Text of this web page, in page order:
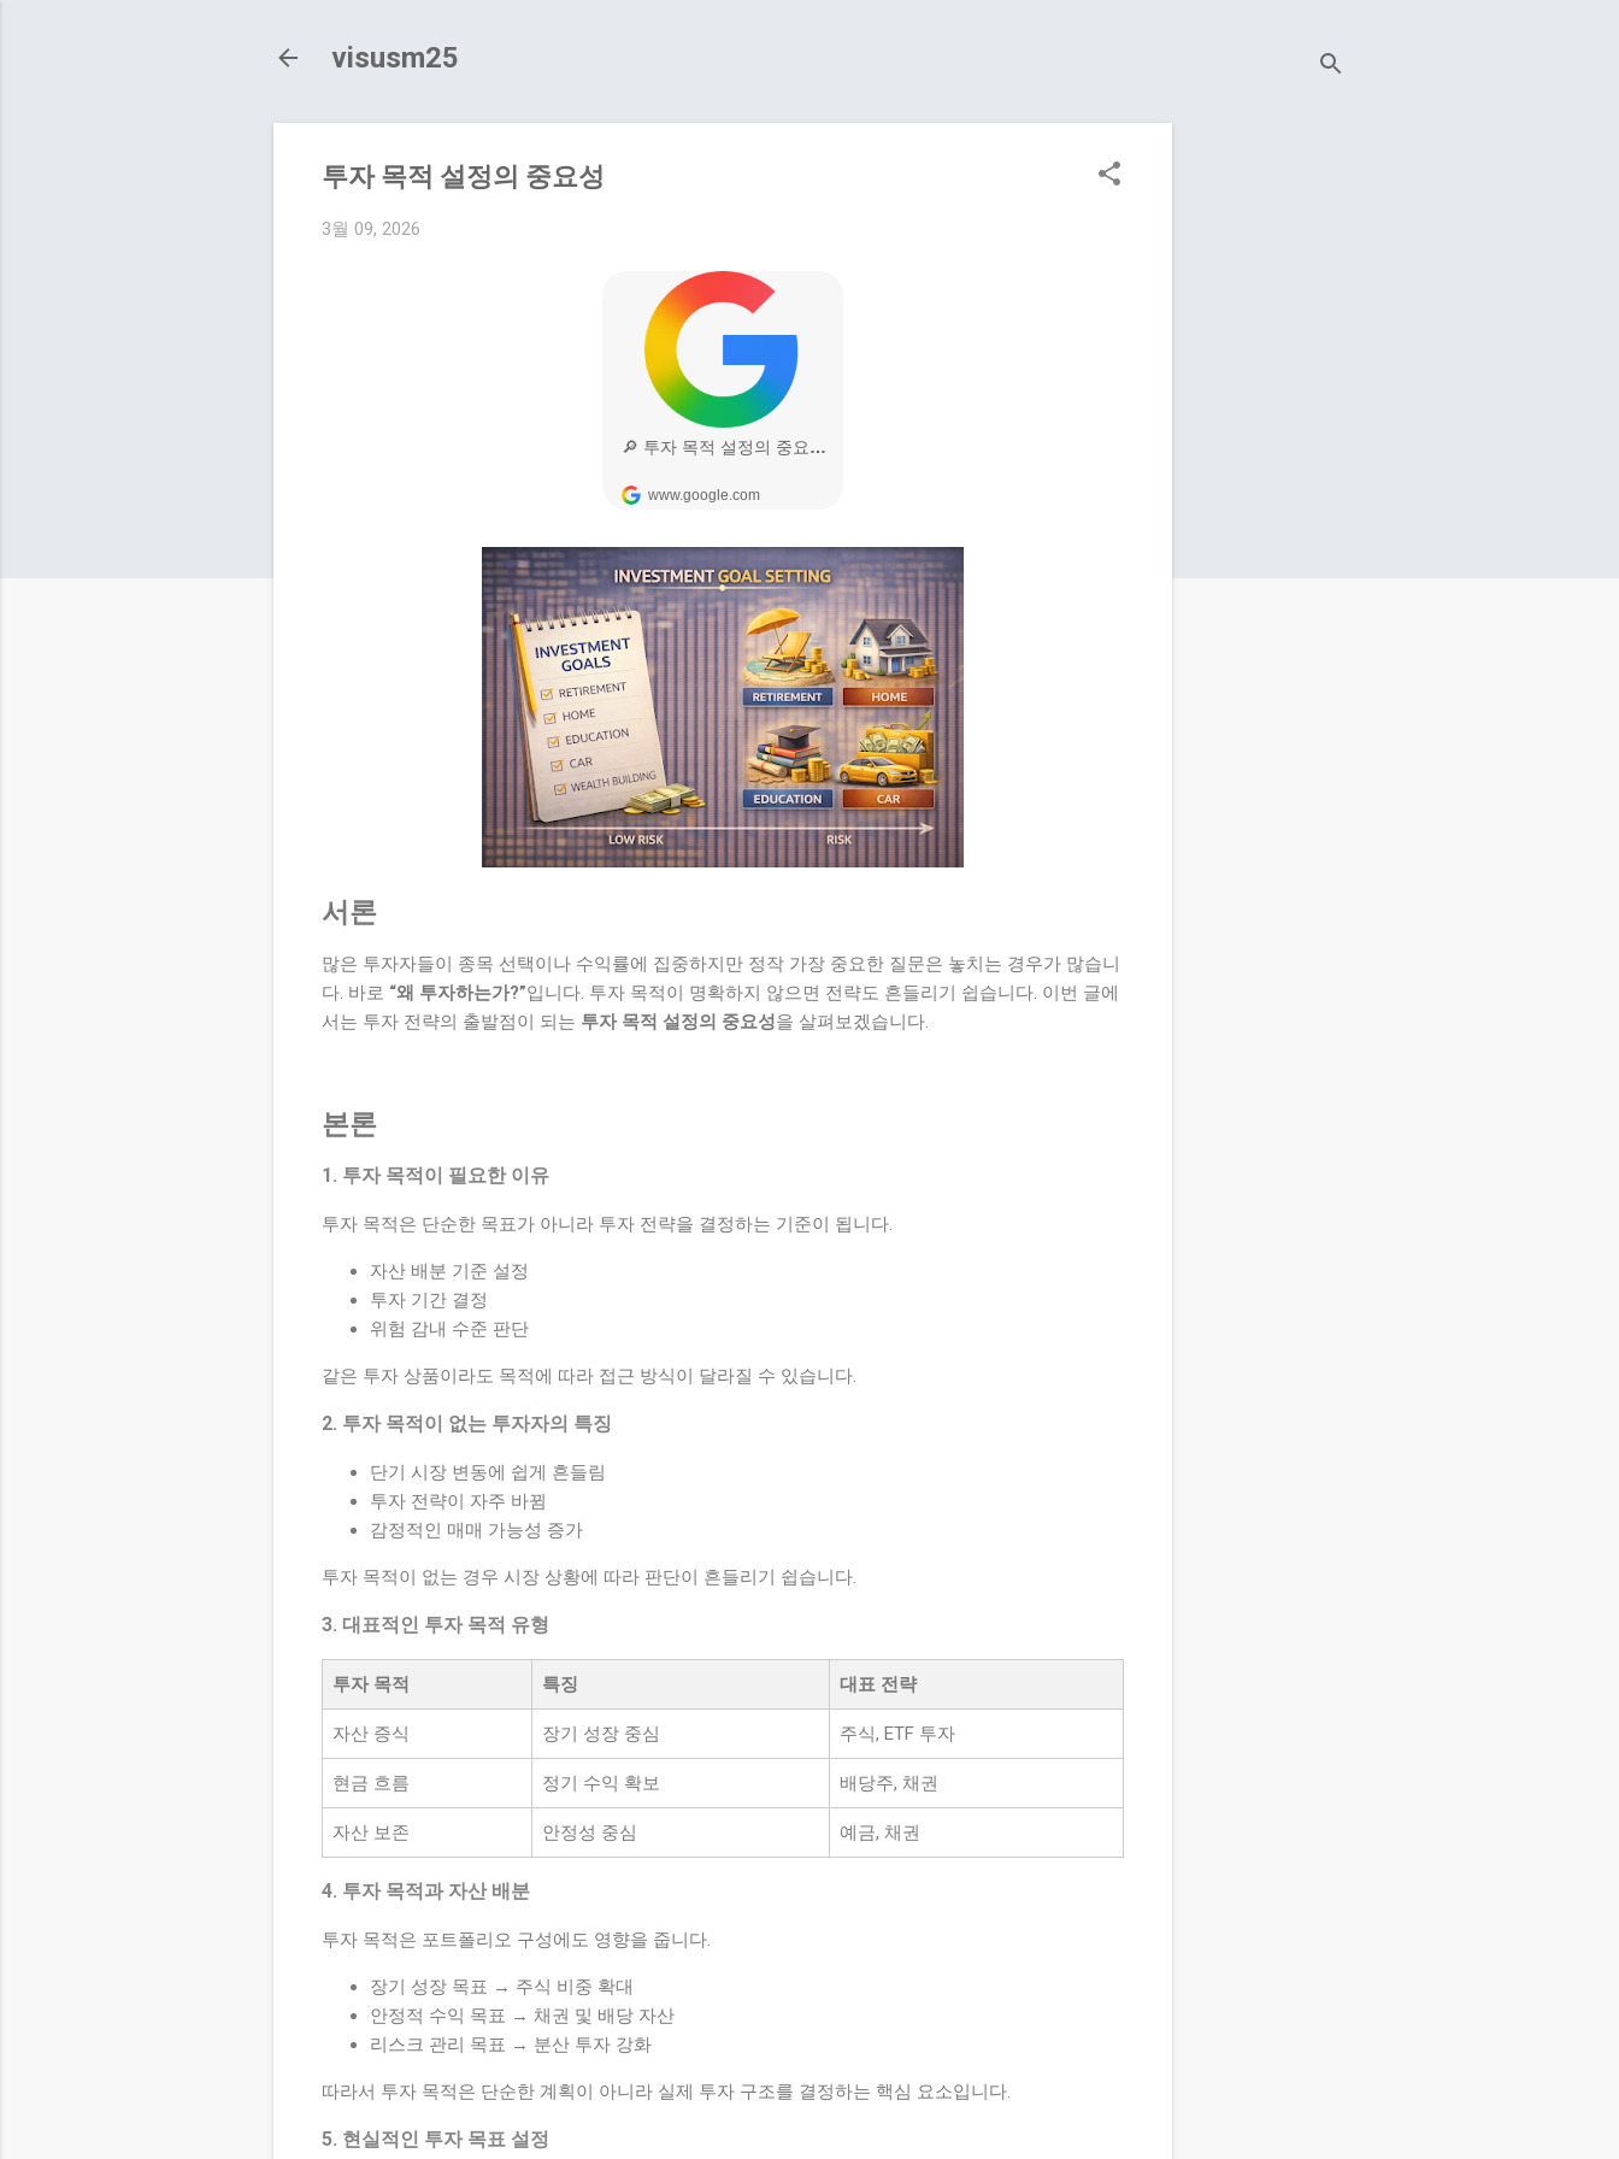
visusm25
투자 목적 설정의 중요성
3월 09, 2026
서론
많은 투자자들이 종목 선택이나 수익률에 집중하지만 정작 가장 중요한 질문은 놓치는 경우가 많습니
다. 바로 “왜 투자하는가?”입니다. 투자 목적이 명확하지 않으면 전략도 흔들리기 쉽습니다. 이번 글에
서는 투자 전략의 출발점이 되는 투자 목적 설정의 중요성을 살펴보겠습니다.
본론
1. 투자 목적이 필요한 이유
투자 목적은 단순한 목표가 아니라 투자 전략을 결정하는 기준이 됩니다.
자산 배분 기준 설정
투자 기간 결정
위험 감내 수준 판단
같은 투자 상품이라도 목적에 따라 접근 방식이 달라질 수 있습니다.
2. 투자 목적이 없는 투자자의 특징
단기 시장 변동에 쉽게 흔들림
투자 전략이 자주 바뀜
감정적인 매매 가능성 증가
투자 목적이 없는 경우 시장 상황에 따라 판단이 흔들리기 쉽습니다.
3. 대표적인 투자 목적 유형
투자 목적 특징 대표 전략
자산 증식 장기 성장 중심 주식, ETF 투자
현금 흐름 정기 수익 확보 배당주, 채권
자산 보존 안정성 중심 예금, 채권
4. 투자 목적과 자산 배분
투자 목적은 포트폴리오 구성에도 영향을 줍니다.
장기 성장 목표 → 주식 비중 확대
안정적 수익 목표 → 채권 및 배당 자산
리스크 관리 목표 → 분산 투자 강화
따라서 투자 목적은 단순한 계획이 아니라 실제 투자 구조를 결정하는 핵심 요소입니다.
5. 현실적인 투자 목표 설정